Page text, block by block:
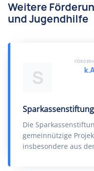
Weitere
und Jugendhilfe
S
Die
gemeinnützige
insbesondere aus